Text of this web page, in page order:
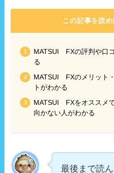
この記事を読
MATSUI FXの評判や口
る
MATSUI FXのメリット
トがわかる
MATSUI FXをオススメ
向かない人がわかる
最後まで読